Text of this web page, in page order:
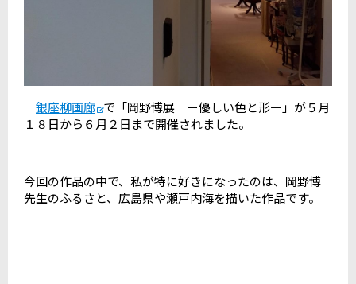
銀座柳画廊 で「岡野博展 ー優しい色と形ー」が５月
１８日から６月２日まで開催されました。
今回の作品の中で、私が特に好きになったのは、岡野博
先生のふるさと、広島県や瀬戸内海を描いた作品です。